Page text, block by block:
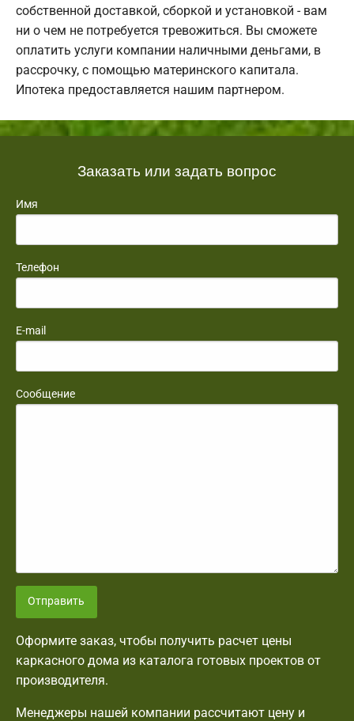
собственной доставкой, сборкой и установкой - вам
ни о чем не потребуется тревожиться. Вы сможете
оплатить услуги компании наличными деньгами, в
рассрочку, с помощью материнского капитала.
Ипотека предоставляется нашим партнером.
Заказать или задать вопрос
Имя
Телефон
E-mail
Сообщение
Отправить
Оформите заказ, чтобы получить расчет цены
каркасного дома из каталога готовых проектов от
производителя.
Менеджеры нашей компании рассчитают цену и